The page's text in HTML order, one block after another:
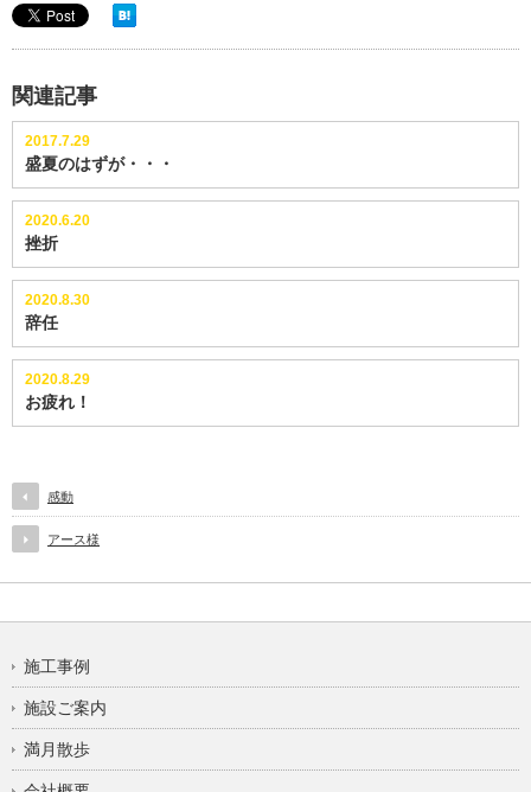
関連記事
2017.7.29
盛夏のはずが・・・
2020.6.20
挫折
2020.8.30
辞任
2020.8.29
お疲れ！
感動
アース様
施工事例
施設ご案内
満月散歩